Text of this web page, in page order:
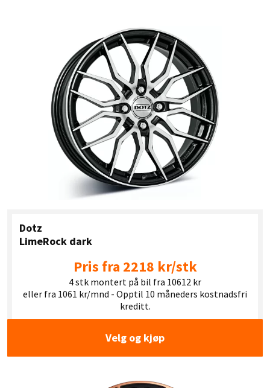
Dotz
LimeRock dark
Pris fra 2218 kr/stk
4 stk montert på bil fra 10612 kr
eller fra 1061 kr/mnd - Opptil 10 måneders kostnadsfri
kreditt.
Velg og kjøp